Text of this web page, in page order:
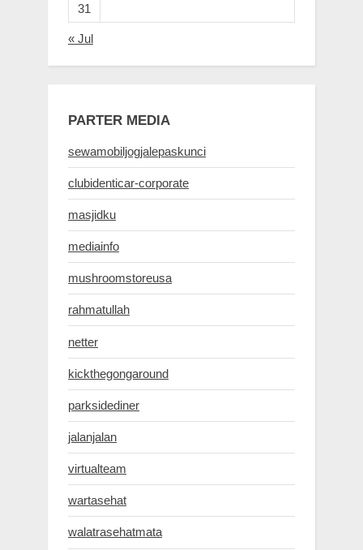
31
« Jul
PARTER MEDIA
sewamobiljogjalepaskunci
clubidenticar-corporate
masjidku
mediainfo
mushroomstoreusa
rahmatullah
netter
kickthegongaround
parksidediner
jalanjalan
virtualteam
wartasehat
walatrasehatmata